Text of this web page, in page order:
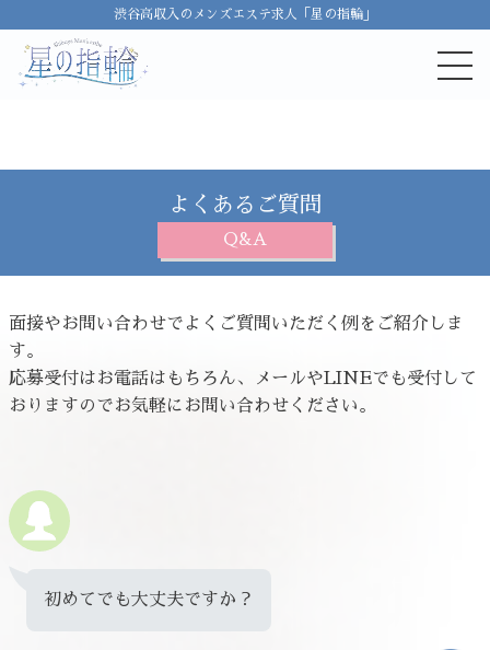
渋谷高収入のメンズエステ求人「星の指輪」
よくあるご質問
Q&A
面接やお問い合わせでよくご質問いただく例をご紹介しま
す。
応募受付はお電話はもちろん、メールやLINEでも受付して
おりますのでお気軽にお問い合わせください。
初めてでも大丈夫ですか？